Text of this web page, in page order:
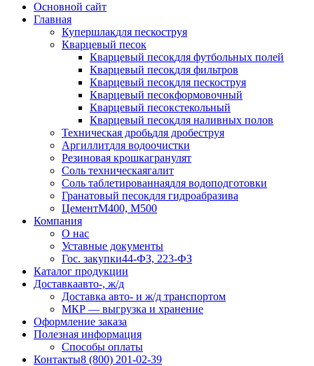
Основной сайт
Главная
Купершлакдля пескоструя
Кварцевый песок
Кварцевый песокдля футбольных полей
Кварцевый песокдля фильтров
Кварцевый песокдля пескоструя
Кварцевый песокформовочный
Кварцевый песокстекольный
Кварцевый песокдля наливных полов
Техническая дробьдля дробеструя
Аргиллитдля водоочистки
Резиновая крошкагранулят
Соль техническаягалит
Соль таблетированнаядля водоподготовки
Гранатовый песокдля гидроабразива
ЦементМ400, М500
Компания
О нас
Уставные документы
Гос. закупки44-ФЗ, 223-ФЗ
Каталог продукции
Доставкаавто-, ж/д
Доставка авто- и ж/д транспортом
МКР — выгрузка и хранение
Оформление заказа
Полезная информация
Способы оплаты
Контакты8 (800) 201-02-39